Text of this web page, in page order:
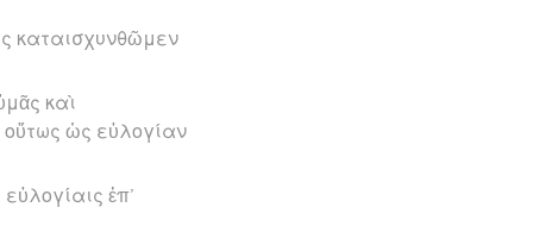
καταισχυνθῶμεν
καὶ
οὕτως ὡς εὐλογίαν
ἐπ’